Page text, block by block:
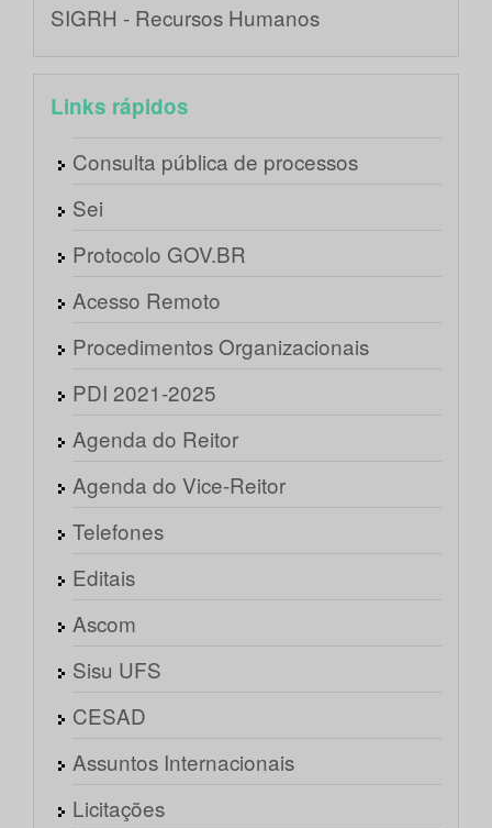
SIGRH - Recursos Humanos
Links rápidos
Consulta pública de processos
Sei
Protocolo GOV.BR
Acesso Remoto
Procedimentos Organizacionais
PDI 2021-2025
Agenda do Reitor
Agenda do Vice-Reitor
Telefones
Editais
Ascom
Sisu UFS
CESAD
Assuntos Internacionais
Licitações